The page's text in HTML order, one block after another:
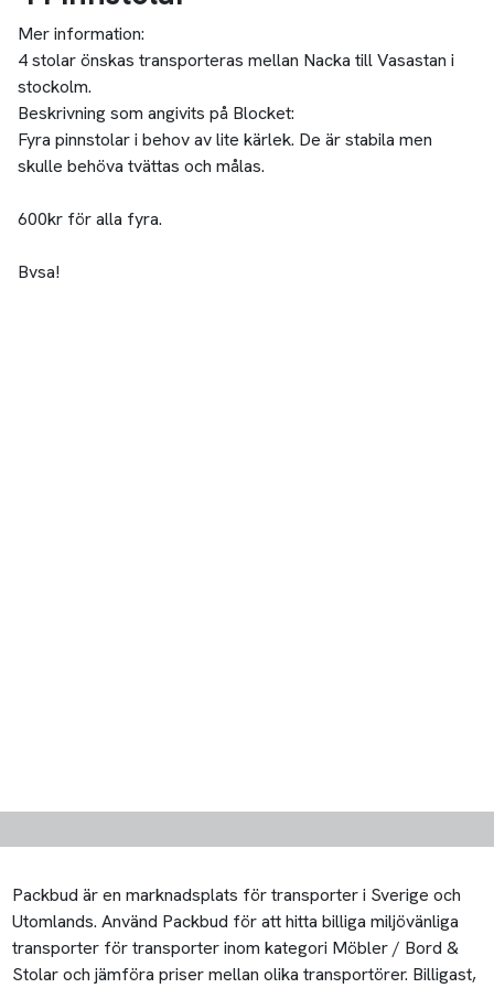
Mer information:
4 stolar önskas transporteras mellan Nacka till Vasastan i
stockolm.
Beskrivning som angivits på Blocket:
Fyra pinnstolar i behov av lite kärlek. De är stabila men
skulle behöva tvättas och målas.
600kr för alla fyra.
Bvsa!
Packbud är en marknadsplats för transporter i Sverige och
Utomlands. Använd Packbud för att hitta billiga miljövänliga
transporter för transporter inom kategori Möbler / Bord &
Stolar och jämföra priser mellan olika transportörer. Billigast,